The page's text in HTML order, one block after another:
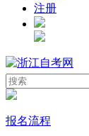
注册
报名流程